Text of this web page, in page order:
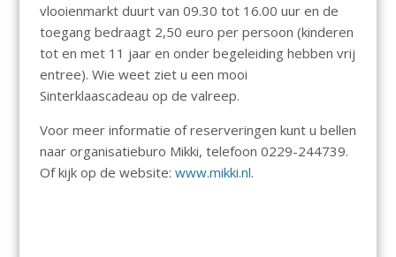
vlooienmarkt duurt van 09.30 tot 16.00 uur en de
toegang bedraagt 2,50 euro per persoon (kinderen
tot en met 11 jaar en onder begeleiding hebben vrij
entree). Wie weet ziet u een mooi
Sinterklaascadeau op de valreep.
Voor meer informatie of reserveringen kunt u bellen
naar organisatieburo Mikki, telefoon 0229-244739.
Of kijk op de website: www.mikki.nl.